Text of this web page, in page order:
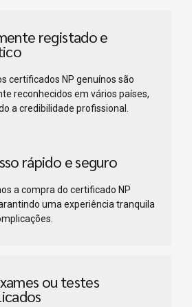
registado e
certificados NP genuínos são
reconhecidos em vários países,
a credibilidade profissional.
rápido e seguro
a compra do certificado NP
uma experiência tranquila
ou testes